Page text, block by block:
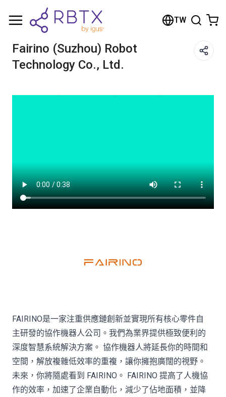
TW
Fairino (Suzhou) Robot
Technology Co., Ltd.
FAIRINO是一家注重供應鏈創新並實現所有核心零件自
主研發的協作機器人公司。我們為業界提供極致便利的
深度智慧系統解決方案。 協作機器人將延長你的時間和
空間，解放複雜低效率的重複，讓你擁抱廣闊的視野。
未來，你將隨處看到 FAIRINO。 FAIRINO 提高了人機協
作的效率，加速了企業自動化，減少了佔地面積，並降
Shopping Cart
Browse the shop